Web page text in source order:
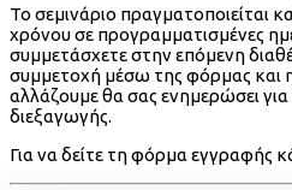
Το σεμινάριο πραγματοποιείται
χρόνου σε προγραμματισμένες
συμμετάσχετε στην επόμενη
συμμετοχή μέσω της φόρμας και
αλλάζουμε θα σας ενημερώσει για
διεξαγωγής.
Για να δείτε τη φόρμα εγγραφής